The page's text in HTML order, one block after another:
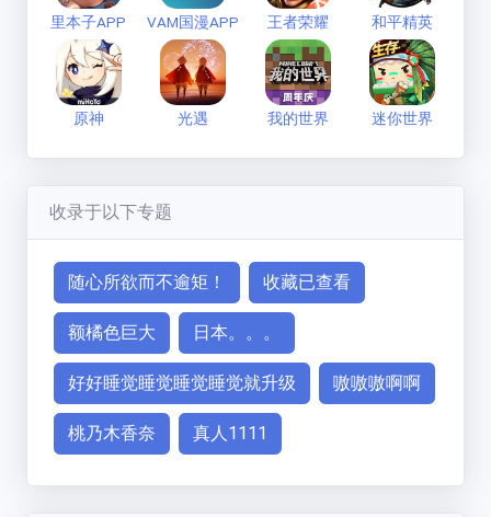
里本子APP VAM国漫APP 王者荣耀 和平精英
原神 光遇 我的世界 迷你世界
收录于以下专题
随心所欲而不逾矩！ 收藏已查看
额橘色巨大 日本。。。
好好睡觉睡觉睡觉睡觉就升级 嗷嗷嗷啊啊
桃乃木香奈 真人1111